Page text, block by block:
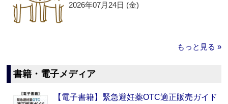
2026年07月24日 (金)
もっと見る »
書籍・電子メディア
【電子書籍】緊急避妊薬OTC適正販売ガイド